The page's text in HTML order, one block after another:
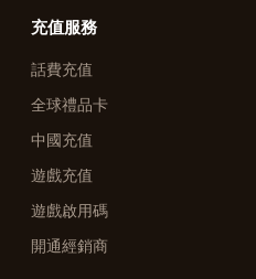
充值服務
話費充值
全球禮品卡
中國充值
遊戲充值
遊戲啟用碼
開通經銷商